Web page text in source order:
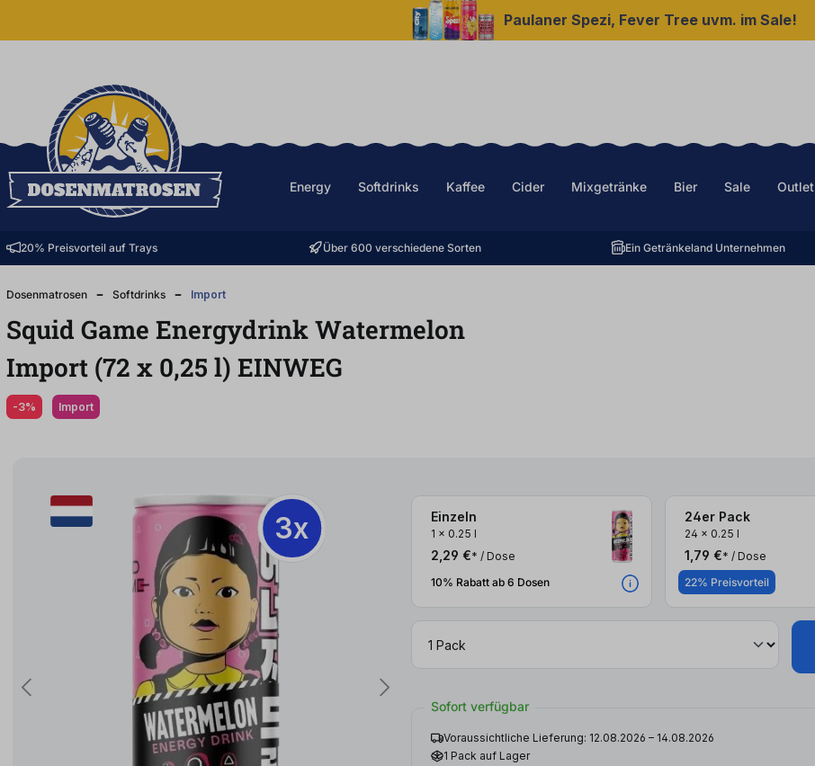
Paulaner Spezi, Fever Tree uvm. im Sale!
Energy Softdrinks Kaffee Cider Mixgetränke Bier Sale Outlet
20% Preisvorteil auf Trays Über 600 verschiedene Sorten Ein Getränkeland Unternehmen
Dosenmatrosen Softdrinks Import
Squid Game Energydrink Watermelon
Import (72 x 0,25 l) EINWEG
-3% Import
3x 3x Einzeln
1 x 0.25 l
2,29 €* / Dose
10% Rabatt ab 6 Dosen
24er Pack
24 x 0.25 l
1,79 €* / Dose
22% Preisvorteil
Sofort verfügbar
Voraussichtliche Lieferung: 12.08.2026 – 14.08.2026
1 Pack auf Lager